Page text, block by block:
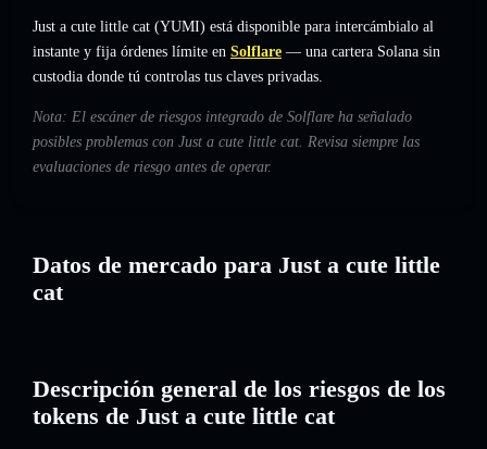
Just a cute little cat (YUMI) está disponible para intercámbialo al
instante y fija órdenes límite en Solflare — una cartera Solana sin
custodia donde tú controlas tus claves privadas.
Nota: El escáner de riesgos integrado de Solflare ha señalado
posibles problemas con Just a cute little cat. Revisa siempre las
evaluaciones de riesgo antes de operar.
Datos de mercado para Just a cute little
cat
Descripción general de los riesgos de los
tokens de Just a cute little cat